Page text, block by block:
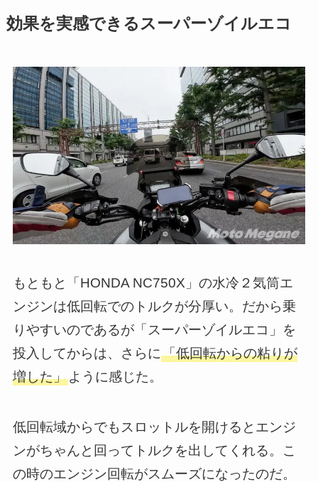
効果を実感できるスーパーゾイルエコ
もともと「HONDA NC750X」の水冷２気筒エ
ンジンは低回転でのトルクが分厚い。だから乗
りやすいのであるが「スーパーゾイルエコ」を
投入してからは、さらに「低回転からの粘りが
増した」ように感じた。
低回転域からでもスロットルを開けるとエンジ
ンがちゃんと回ってトルクを出してくれる。こ
の時のエンジン回転がスムーズになったのだ。